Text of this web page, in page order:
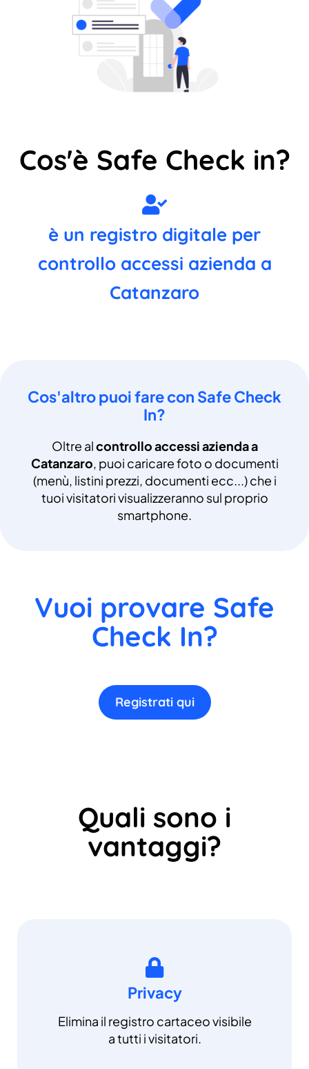
Cos'è Safe Check in?
è un registro digitale per
controllo accessi azienda a
Catanzaro
Cos'altro puoi fare con Safe Check
In?
Oltre alcontrollo accessi azienda a
Catanzaro, puoi caricare foto o documenti
(menù, listini prezzi, documenti ecc...) che i
tuoi visitatori visualizzeranno sul proprio
smartphone.
Vuoi provare Safe
Check In?
Registrati qui
Quali sono i
vantaggi?
Privacy
Elimina il registro cartaceo visibile
a tutti i visitatori.